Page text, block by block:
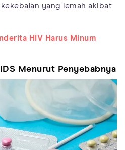
yang lemah akibat
HIV Harus Minum
Menurut Penyebabnya